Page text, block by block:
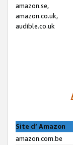
amazon.se,
amazon.co.uk,
audible.co.uk
Site d’ Amazon
amazon.com.be